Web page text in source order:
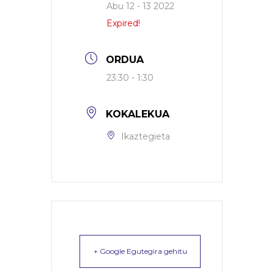
Abu 12 - 13 2022
Expired!
ORDUA
23:30 - 1:30
KOKALEKUA
Ikaztegieta
+ Google Egutegira gehitu